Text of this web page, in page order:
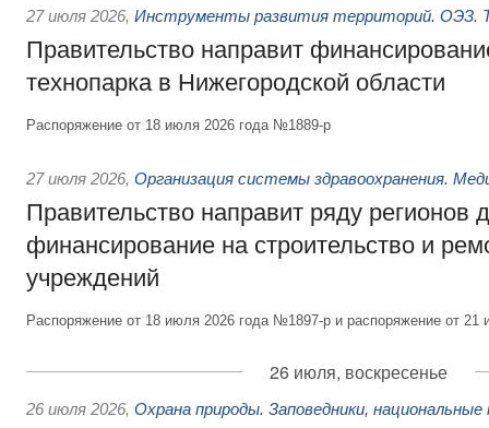
27 июля 2026, Инструменты развития территорий. ОЭЗ.
Правительство направит
технопарка в Нижегородской области
Распоряжение от 18 июля 2026 года №1889-р
27 июля 2026, Организация системы здравоохранения.
Правительство направит ряду регионов
финансирование на строительство и
учреждений
Распоряжение от 18 июля 2026 года №1897-р и распоряжение от
26 июля, воскресенье
26 июля 2026, Охрана природы. Заповедники, национальные